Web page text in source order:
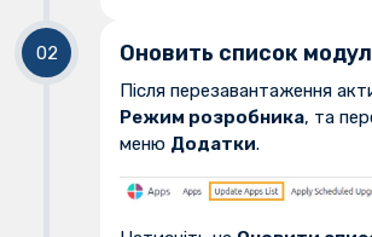
Оновить список
Після перезавантаження
Режим розробника, та
меню Додатки.